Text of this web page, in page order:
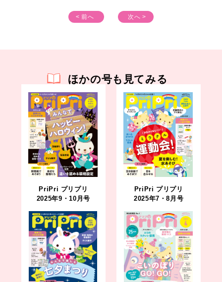
< 前へ 次へ >
ほかの号も見てみる
PriPri プリプリ
2025年9・10月号
PriPri プリプリ
2025年7・8月号